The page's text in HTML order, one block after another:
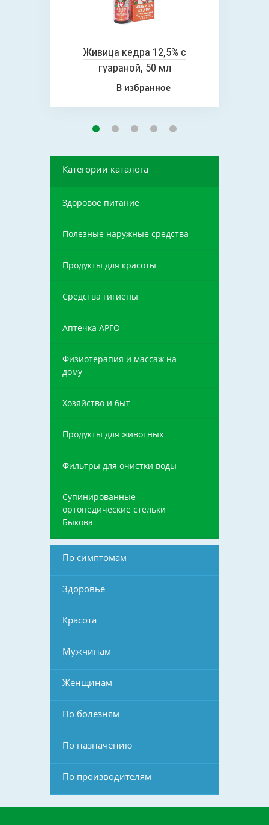
Живица кедра 12,5% с
гуараной, 50 мл
В избранное
Категории каталога
Здоровое питание
Полезные наружные средства
Продукты для красоты
Средства гигиены
Аптечка АРГО
Физиотерапия и массаж на
дому
Хозяйство и быт
Продукты для животных
Фильтры для очистки воды
Супинированные
ортопедические стельки
Быкова
По симптомам
Здоровье
Красота
Мужчинам
Женщинам
По болезням
По назначению
По производителям